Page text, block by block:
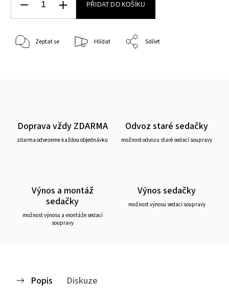
PŘIDAT DO KOŠÍKU
Zeptat se Hlídat Sdílet
Doprava vždy ZDARMA
zdarma odvezeme každou objednávku
Odvoz staré sedačky
možnost odvozu staré sedací soupravy
Výnos a montáž
sedačky
možnost výnosu a montáže sedací
soupravy
Výnos sedačky
možnost výnosu sedací soupravy
Popis Diskuze